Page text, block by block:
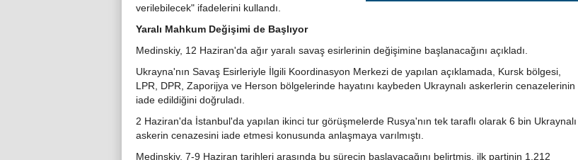
verilebilecek" ifadelerini kullandı.
Yaralı Mahkum Değişimi de Başlıyor
Medinskiy, 12 Haziran'da ağır yaralı savaş esirlerinin değişimine başlanacağını açıkladı.
Ukrayna'nın Savaş Esirleriyle İlgili Koordinasyon Merkezi de yapılan açıklamada, Kursk bölgesi,
LPR, DPR, Zaporijya ve Herson bölgelerinde hayatını kaybeden Ukraynalı askerlerin cenazelerinin
iade edildiğini doğruladı.
2 Haziran'da İstanbul'da yapılan ikinci tur görüşmelerde Rusya'nın tek taraflı olarak 6 bin Ukraynalı
askerin cenazesini iade etmesi konusunda anlaşmaya varılmıştı.
Medinskiy, 7-9 Haziran tarihleri arasında bu sürecin başlayacağını belirtmiş, ilk partinin 1.212